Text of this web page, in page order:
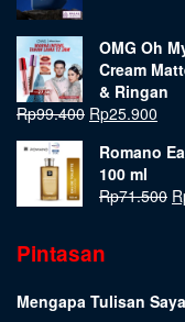
OMG Oh
Cream
& Ringan
Rp99.400 Rp25.900
Romano
100 ml
Rp71.500
Pintasan
Mengapa Tulisan